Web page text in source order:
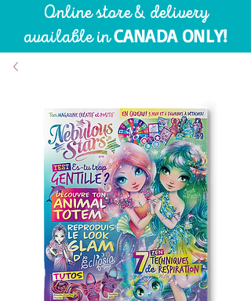
Online store & delivery
available inCANADA ONLY!